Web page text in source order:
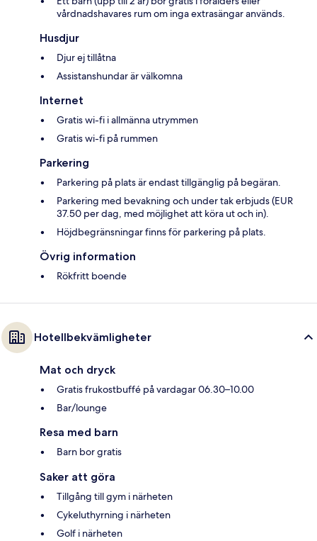
vårdnadshavares rum om inga extrasängar används.
Husdjur
Djur ej tillåtna
Assistanshundar är välkomna
Internet
Gratis wi-fi i allmänna utrymmen
Gratis wi-fi på rummen
Parkering
Parkering på plats är endast tillgänglig på begäran.
Parkering med bevakning och under tak erbjuds (EUR
37.50 per dag, med möjlighet att köra ut och in).
Höjdbegränsningar finns för parkering på plats.
Övrig information
Rökfritt boende
Hotellbekvämligheter
Mat och dryck
Gratis frukostbuffé på vardagar 06.30–10.00
Bar/lounge
Resa med barn
Barn bor gratis
Saker att göra
Tillgång till gym i närheten
Cykeluthyrning i närheten
Golf i närheten